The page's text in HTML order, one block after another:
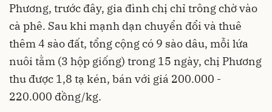
Phương, trước đây, gia đình chị chỉ trông chờ vào
cà phê. Sau khi mạnh dạn chuyển đổi và thuê
thêm 4 sào đất, tổng cộng có 9 sào dâu, mỗi lứa
nuôi tằm (3 hộp giống) trong 15 ngày, chị Phương
thu được 1,8 tạ kén, bán với giá 200.000 -
220.000 đồng/kg.